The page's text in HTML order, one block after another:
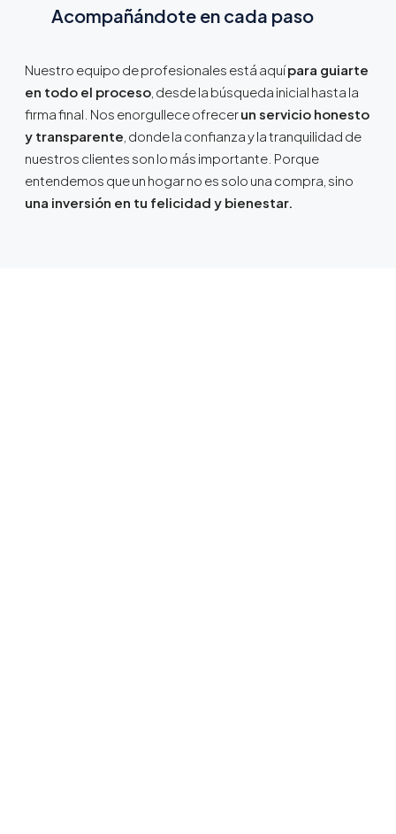
Acompañándote en cada paso
Nuestro equipo de profesionales está aquípara guiarte
en todo el proceso, desde la búsqueda inicial hasta la
firma final. Nos enorgullece ofrecerun servicio honesto
y transparente , donde la confianza y la tranquilidad de
nuestros clientes son lo más importante. Porque
entendemos que un hogar no es solo una compra, sino
una inversión en tu felicidad y bienestar.